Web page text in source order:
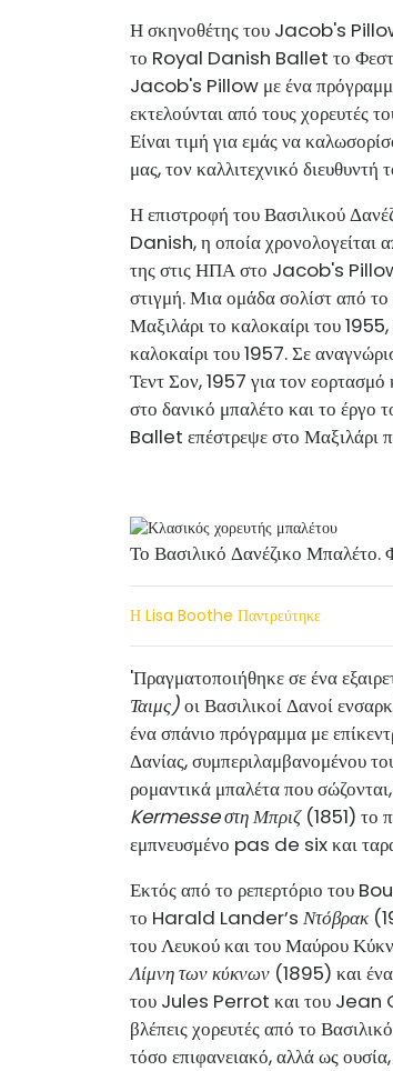
Η σκηνοθέτης του Jacob's
το Royal Danish Ballet το
Jacob's Pillow με ένα πρόγραμμα
εκτελούνται από τους χορευτές
Είναι τιμή για εμάς να
μας, τον καλλιτεχνικό
Η επιστροφή του Βασιλικού
Danish, η οποία χρονολογείται
της στις ΗΠΑ στο Jacob's Pillow
στιγμή. Μια ομάδα σολίστ από
Μαξιλάρι το καλοκαίρι του
καλοκαίρι του 1957. Σε
Τεντ Σον, 1957 για τον
στο δανικό μπαλέτο και το
Ballet επέστρεψε στο Μαξιλάρι
Το Βασιλικό Δανέζικο
Η Lisa Boothe Παντρεύτηκε
'Πραγματοποιήθηκε σε ένα
Ταιμς)οι Βασιλικοί Δανοί
ένα σπάνιο πρόγραμμα με
Δανίας, συμπεριλαμβανομένου
ρομαντικά μπαλέτα που
Kermesse στη Μπριζ(1851) το
εμπνευσμένο pas de six και
Εκτός από το ρεπερτόριο του
το Harald Lander’s Ντόβρακ
του Λευκού και του Μαύρου
Λίμνη των κύκνων (1895) και
του Jules Perrot και του Jean
βλέπεις χορευτές από το
τόσο επιφανειακό, αλλά ως